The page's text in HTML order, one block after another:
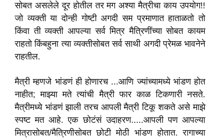
सोबत असलेले दूर होतील तर मग अश्या मैत्रीचा काय उपयोग!!
जो व्यक्ती या दोन्ही गोष्टी अगदी सम प्रमाणात हाताळतो तो
किंवा ती व्यक्ती आपल्या सर्व मित्र मैत्रिणींच्या सोबत कायम
राहतो किंबहुना त्या व्यक्तीसोबत सर्व साथी अगदी प्रेमळ भावनेने
राहतील.
मैत्री म्हणजे भांडणं ही होणारच ...आणि ज्यांच्यामध्ये भांडण होत
नाहीत; माझ्या मते त्यांची मैत्री फार काळ टिकणारी नसते.
मैत्रीमध्ये भांडणं झाली तरच आपली मैत्री टिकू शकते असे माझे
स्पष्ट मत आहे. एक छोटंसं उदाहरण.....आपली पण आपल्या
मित्रासोबत/मैत्रिणीसोबत छोटी मोठी भांडण होतात. रागाच्या